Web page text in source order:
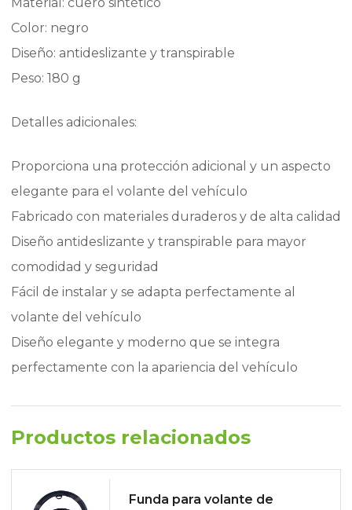
Color: negro
Diseño: antideslizante y transpirable
Peso: 180 g
Detalles adicionales:
Proporciona una protección adicional y un aspecto
elegante para el volante del vehículo
Fabricado con materiales duraderos y de alta calidad
Diseño antideslizante y transpirable para mayor
comodidad y seguridad
Fácil de instalar y se adapta perfectamente al
volante del vehículo
Diseño elegante y moderno que se integra
perfectamente con la apariencia del vehículo
Productos relacionados
Funda para volante de